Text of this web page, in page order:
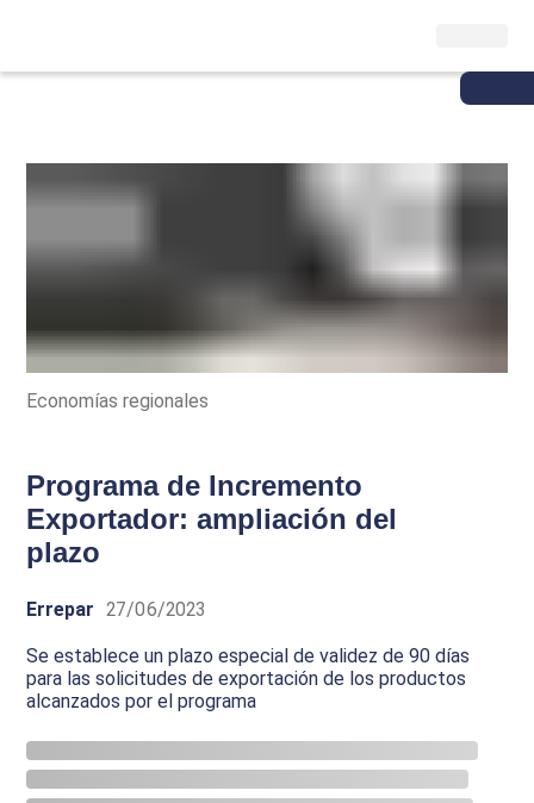
Economías regionales
Programa de Incremento
Exportador: ampliación del
plazo
Errepar 27/06/2023
Se establece un plazo especial de validez de 90 días
para las solicitudes de exportación de los productos
alcanzados por el programa